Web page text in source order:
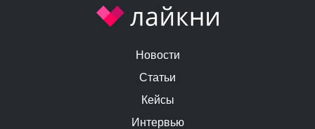
Новости
Статьи
Кейсы
Интервью